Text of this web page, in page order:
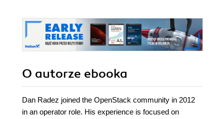
O autorze ebooka
Dan Radez joined the OpenStack community in 2012
in an operator role. His experience is focused on